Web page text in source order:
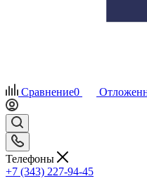
Сравнение0
Телефоны
+7 (343) 227-94-45